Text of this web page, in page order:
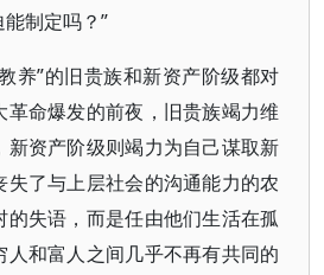
制定吗？”
养”的旧贵族和新资产阶级都对
命爆发的前夜，旧贵族竭力维
新资产阶级则竭力为自己谋取新
了与上层社会的沟通能力的农
的失语，而是任由他们生活在孤
和富人之间几乎不再有共同的